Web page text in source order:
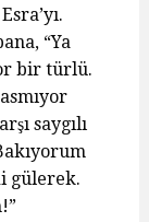
“Ya
bir türlü.
saygılı
gülerek.